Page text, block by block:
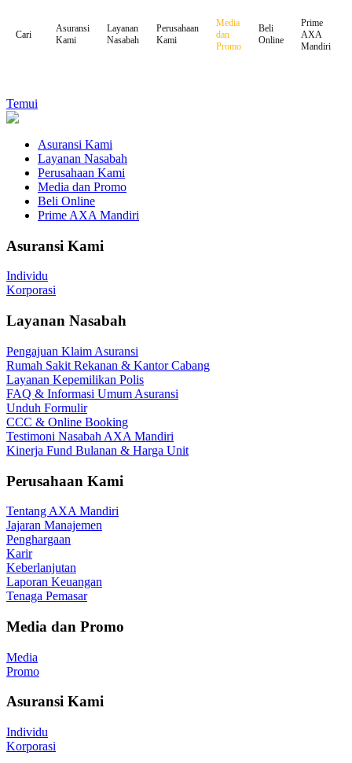
Cari
Asuransi
Kami
Layanan
Nasabah
Perusahaan
Kami
Media
dan
Promo
Beli
Online
Prime
AXA
Mandiri
Temui
Asuransi Kami
Layanan Nasabah
Perusahaan Kami
Media dan Promo
Beli Online
Prime AXA Mandiri
Asuransi Kami
Individu
Korporasi
Layanan Nasabah
Pengajuan Klaim Asuransi
Rumah Sakit Rekanan & Kantor Cabang
Layanan Kepemilikan Polis
FAQ & Informasi Umum Asuransi
Unduh Formulir
CCC & Online Booking
Testimoni Nasabah AXA Mandiri
Kinerja Fund Bulanan & Harga Unit
Perusahaan Kami
Tentang AXA Mandiri
Jajaran Manajemen
Penghargaan
Karir
Keberlanjutan
Laporan Keuangan
Tenaga Pemasar
Media dan Promo
Media
Promo
Asuransi Kami
Individu
Korporasi